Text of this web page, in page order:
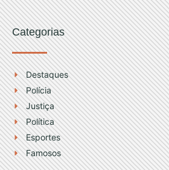
Categorias
Destaques
Polícia
Justiça
Política
Esportes
Famosos